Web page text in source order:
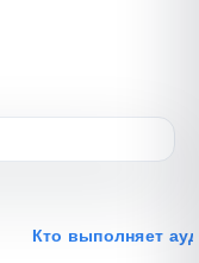
Кто выполняет